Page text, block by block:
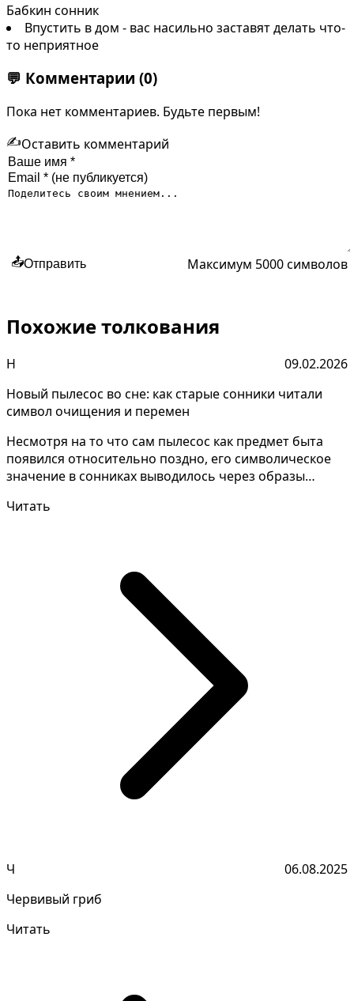
Бабкин сонник
Впустить в дом - вас насильно заставят делать что-
то неприятное
💬 Комментарии (0)
Пока нет комментариев. Будьте первым!
✍️Оставить комментарий
📤Отправить Максимум 5000 символов
Похожие толкования
Н
09.02.2026
Новый пылесос во сне: как старые сонники читали
символ очищения и перемен
Несмотря на то что сам пылесос как предмет быта
появился относительно поздно, его символическое
значение в сонниках выводилось через образы
Читать
Ч
06.08.2025
Червивый гриб
Читать